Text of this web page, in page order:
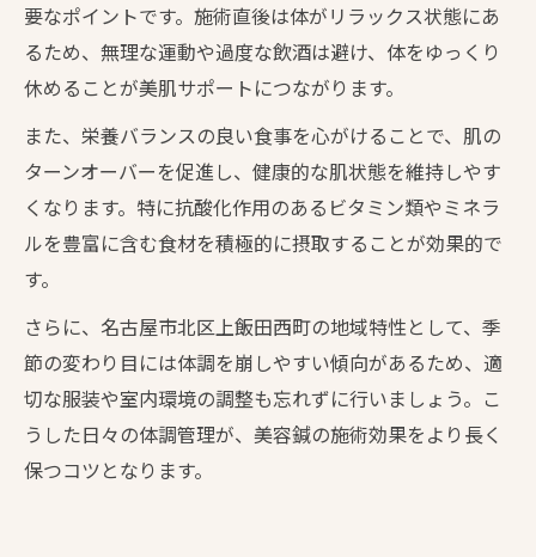
要なポイントです。施術直後は体がリラックス状態にあ
るため、無理な運動や過度な飲酒は避け、体をゆっくり
休めることが美肌サポートにつながります。
また、栄養バランスの良い食事を心がけることで、肌の
ターンオーバーを促進し、健康的な肌状態を維持しやす
くなります。特に抗酸化作用のあるビタミン類やミネラ
ルを豊富に含む食材を積極的に摂取することが効果的で
す。
さらに、名古屋市北区上飯田西町の地域特性として、季
節の変わり目には体調を崩しやすい傾向があるため、適
切な服装や室内環境の調整も忘れずに行いましょう。こ
うした日々の体調管理が、美容鍼の施術効果をより長く
保つコツとなります。